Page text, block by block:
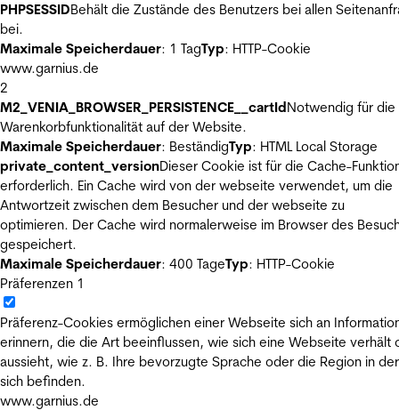
PHPSESSIDBehält die Zustände des Benutzers bei allen
bei.
Maximale Speicherdauer: 1 TagTyp: HTTP-Cookie
www.garnius.de
2
M2_VENIA_BROWSER_PERSISTENCE__cartIdNotwendig für die
Warenkorbfunktionalität auf der Website.
Maximale Speicherdauer: BeständigTyp: HTML Local Storage
private_content_versionDieser Cookie ist für die Cache-
erforderlich. Ein Cache wird von der webseite verwendet, um die
Antwortzeit zwischen dem Besucher und der webseite zu
optimieren. Der Cache wird normalerweise im Browser des
gespeichert.
Maximale Speicherdauer: 400 TageTyp: HTTP-Cookie
Präferenzen 1
Präferenz-Cookies ermöglichen einer Webseite sich an
erinnern, die die Art beeinflussen, wie sich eine Webseite verhält
aussieht, wie z. B. Ihre bevorzugte Sprache oder die Region in
sich befinden.
www.garnius.de